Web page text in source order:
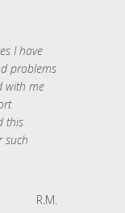
I have
problems
with me
this
such
R.M.